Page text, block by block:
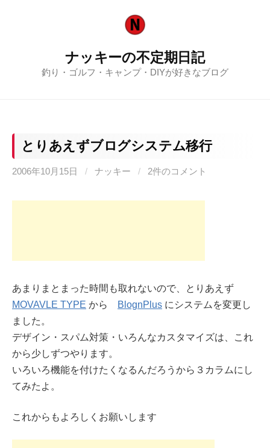
ナッキーの不定期日記
釣り・ゴルフ・キャンプ・DIYが好きなブログ
とりあえずブログシステム移行
2006年10月15日 / ナッキー / 2件のコメント
あまりまとまった時間も取れないので、とりあえず
MOVAVLE TYPE から BlognPlus にシステムを変更し
ました。
デザイン・スパム対策・いろんなカスタマイズは、これ
から少しずつやります。
いろいろ機能を付けたくなるんだろうから３カラムにし
てみたよ。
これからもよろしくお願いします